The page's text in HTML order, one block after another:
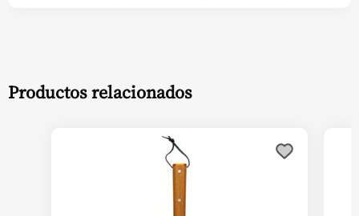
Productos relacionados